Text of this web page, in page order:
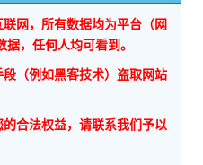
网，所有数据均为平台（网
，任何人均可看到。
（例如黑客技术）盗取网站
合法权益，请联系我们予以